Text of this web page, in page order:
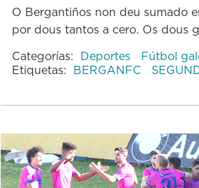
O Bergantiños non deu sumado
por dous tantos a cero. Os dous
Categorías: Deportes
Fútbol
Etiquetas: BERGANFC